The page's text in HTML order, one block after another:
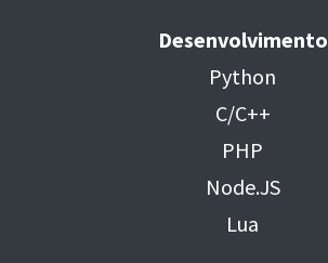
Desenvolvimento
Python
C/C++
PHP
Node.JS
Lua